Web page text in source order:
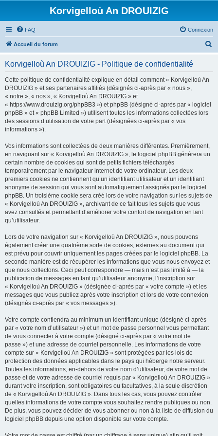
Korvigelloù An DROUIZIG
FAQ Connexion
Accueil du forum
Korvigelloù An DROUIZIG - Politique de confidentialité
Cette politique de confidentialité explique en détail comment « Korvigelloù An
DROUIZIG » et ses partenaires affiliés (désignés ci-après par « nous »,
« notre », « nos », « Korvigelloù An DROUIZIG » et
« https://www.drouizig.org/phpBB3 ») et phpBB (désigné ci-après par « logiciel
phpBB » et « phpBB Limited ») utilisent toutes les informations collectées lors
des sessions d’utilisation de votre part (désignées ci-après par « vos
informations »).
Vos informations sont collectées de deux manières différentes. Premièrement,
en naviguant sur « Korvigelloù An DROUIZIG », le logiciel phpBB génèrera un
certain nombre de cookies qui sont de petits fichiers téléchargés
temporairement par le navigateur internet de votre ordinateur. Les deux
premiers cookies ne contiennent qu’un identifiant utilisateur et un identifiant
anonyme de session qui vous sont automatiquement assignés par le logiciel
phpBB. Un troisième cookie sera créé lors de votre navigation sur les sujets de
« Korvigelloù An DROUIZIG », archivant de ce fait tous les sujets que vous
avez consultés et permettant d’améliorer votre confort de navigation en tant
qu’utilisateur.
Lors de votre navigation sur « Korvigelloù An DROUIZIG », nous pouvons
également créer une quatrième sorte de cookies, externes au document qui
est prévu pour couvrir uniquement les pages créées par le logiciel phpBB. La
seconde manière est de récupérer les informations que vous nous envoyez et
que nous collectons. Ceci peut correspondre — mais n’est pas limité à — la
publication de messages en tant qu’utilisateur anonyme, l’inscription sur
« Korvigelloù An DROUIZIG » (désignée ci-après par « votre compte ») et les
messages que vous publiez après votre inscription et lors de votre connexion
(désignés ci-après par « vos messages »).
Votre compte contiendra au minimum un identifiant unique (désigné ci-après
par « votre nom d’utilisateur ») et un mot de passe personnel vous permettant
de vous connecter à votre compte (désigné ci-après par « votre mot de
passe ») et une adresse de courriel personnelle. Les informations de votre
compte sur « Korvigelloù An DROUIZIG » sont protégées par les lois de
protection des données applicables dans le pays qui héberge notre serveur.
Toutes les informations, en-dehors de votre nom d’utilisateur, de votre mot de
passe et de votre adresse de courriel requis par « Korvigelloù An DROUIZIG »
durant votre inscription, sont obligatoires ou facultatives, à la seule discrétion
de « Korvigelloù An DROUIZIG ». Dans tous les cas, vous pouvez contrôler
quelles informations de votre compte vous souhaitez rendre publiques ou non.
De plus, vous pouvez décider de vous abonner ou non à la liste de diffusion du
logiciel phpBB depuis une option disponible sur votre compte.